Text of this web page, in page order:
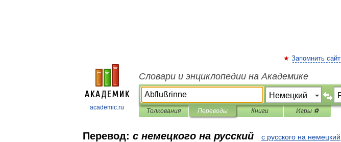
academic.ru
Запомнить сайт
Словари и энциклопедии на Академике
Толкования Переводы Книги Игры ⚽
Перевод: с немецкого на русский с русского на немецкий